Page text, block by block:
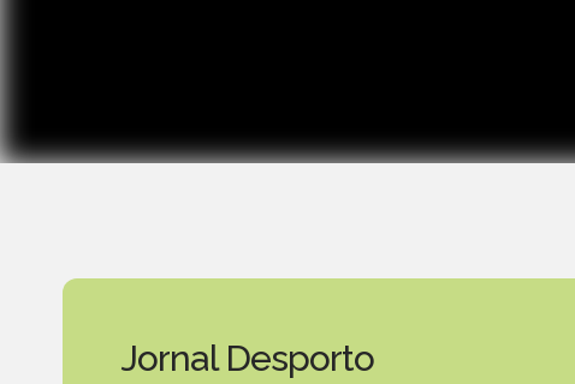
Jornal Desporto